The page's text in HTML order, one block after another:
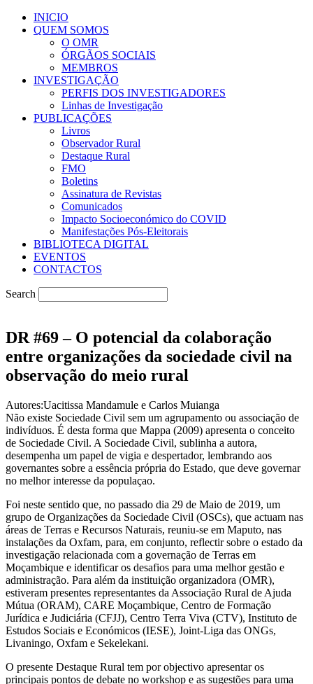
INICIO
QUEM SOMOS
O OMR
ÓRGÃOS SOCIAIS
MEMBROS
INVESTIGAÇÃO
PERFIS DOS INVESTIGADORES
Linhas de Investigação
PUBLICAÇÕES
Livros
Observador Rural
Destaque Rural
FMO
Boletins
Assinatura de Revistas
Comunicados
Impacto Socioeconómico do COVID
Manifestações Pós-Eleitorais
BIBLIOTECA DIGITAL
EVENTOS
CONTACTOS
Search
DR #69 – O potencial da colaboração
entre organizações da sociedade civil na
observação do meio rural
Autores:Uacitissa Mandamule e Carlos Muianga
Não existe Sociedade Civil sem um agrupamento ou associação de
indivíduos. É desta forma que Mappa (2009) apresenta o conceito
de Sociedade Civil. A Sociedade Civil, sublinha a autora,
desempenha um papel de vigia e despertador, lembrando aos
governantes sobre a essência própria do Estado, que deve governar
no melhor interesse da populaçao.
Foi neste sentido que, no passado dia 29 de Maio de 2019, um
grupo de Organizações da Sociedade Civil (OSCs), que actuam nas
áreas de Terras e Recursos Naturais, reuniu-se em Maputo, nas
instalações da Oxfam, para, em conjunto, reflectir sobre o estado da
investigação relacionada com a governação de Terras em
Moçambique e identificar os desafios para uma melhor gestão e
administração. Para além da instituição organizadora (OMR),
estiveram presentes representantes da Associação Rural de Ajuda
Mútua (ORAM), CARE Moçambique, Centro de Formação
Jurídica e Judiciária (CFJJ), Centro Terra Viva (CTV), Instituto de
Estudos Sociais e Económicos (IESE), Joint-Liga das ONGs,
Livaningo, Oxfam e Sekelekani.
O presente Destaque Rural tem por objectivo apresentar os
principais pontos de debate no workshop e as sugestões para uma